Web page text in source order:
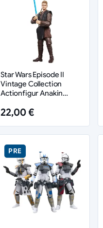
Star Wars Episode II
Vintage Collection
Actionfigur Anakin
cm
22,00 €
PRE